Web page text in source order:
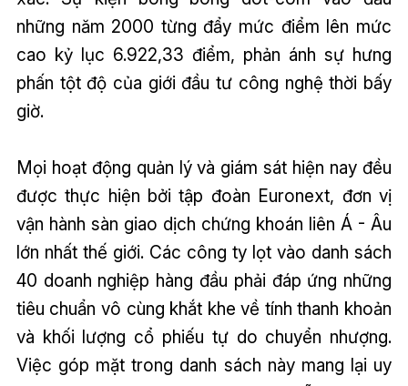
những năm 2000 từng đẩy mức điểm lên mức
cao kỷ lục 6.922,33 điểm, phản ánh sự hưng
phấn tột độ của giới đầu tư công nghệ thời bấy
giờ.
Mọi hoạt động quản lý và giám sát hiện nay đều
được thực hiện bởi tập đoàn Euronext, đơn vị
vận hành sàn giao dịch chứng khoán liên Á - Âu
lớn nhất thế giới. Các công ty lọt vào danh sách
40 doanh nghiệp hàng đầu phải đáp ứng những
tiêu chuẩn vô cùng khắt khe về tính thanh khoản
và khối lượng cổ phiếu tự do chuyển nhượng.
Việc góp mặt trong danh sách này mang lại uy